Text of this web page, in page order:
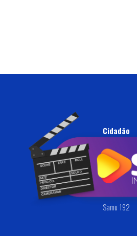
Cidadão
Ouvidoria
Defesa Civil
Samu 192